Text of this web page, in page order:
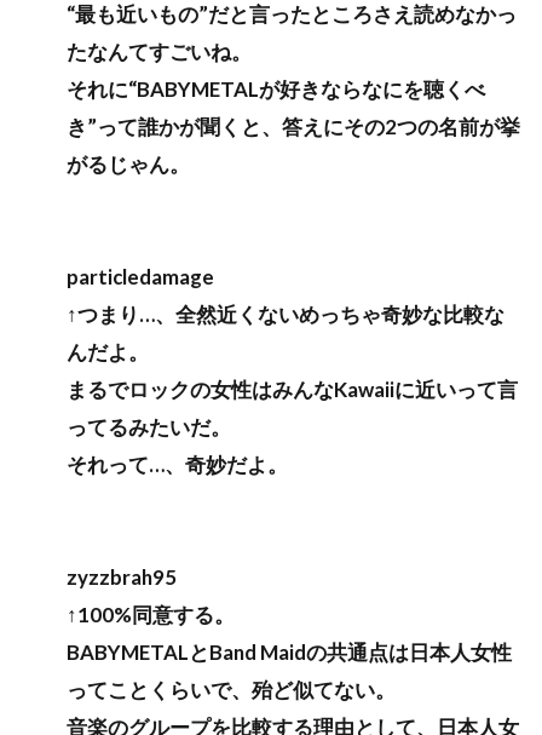
“最も近いもの”だと言ったところさえ読めなかっ
たなんてすごいね。
それに“BABYMETALが好きならなにを聴くべ
き”って誰かが聞くと、答えにその2つの名前が挙
がるじゃん。
particledamage
↑つまり…、全然近くないめっちゃ奇妙な比較な
んだよ。
まるでロックの女性はみんなKawaiiに近いって言
ってるみたいだ。
それって…、奇妙だよ。
zyzzbrah95
↑100%同意する。
BABYMETALとBand Maidの共通点は日本人女性
ってことくらいで、殆ど似てない。
音楽のグループを比較する理由として、日本人女